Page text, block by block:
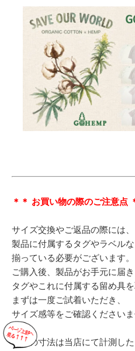
＊＊ お買い物の際のご注意点
サイズ交換やご返品の際には、
製品に付属するタグやラベル
揃っている必要がございます。
ご購入後、製品がお手元に届
タグやこれに付属する留め具
まずは一度ご試着いただき、
サイズ感等をご確認くださいま
表記の寸法は当店にて計測した